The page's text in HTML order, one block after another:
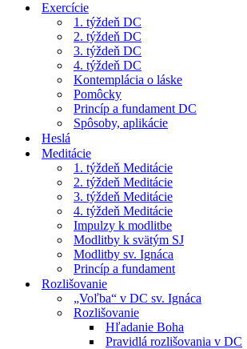
Exercície
1. týždeň DC
2. týždeň DC
3. týždeň DC
4. týždeň DC
Kontemplácia o láske
Pomôcky
Princíp a fundament DC
Spôsoby, aplikácie
Heslá
Meditácie
1. týždeň Meditácie
2. týždeň Meditácie
3. týždeň Meditácie
4. týždeň Meditácie
Impulzy k modlitbe
Modlitby k svätým SJ
Modlitby sv. Ignáca
Princíp a fundament
Rozlišovanie
„Voľba“ v DC sv. Ignáca
Rozlišovanie
Hľadanie Boha
Pravidlá rozlišovania v DC